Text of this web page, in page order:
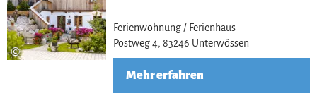
©
Ferienwohnung / Ferienhaus
Postweg 4, 83246 Unterwössen
Mehr erfahren